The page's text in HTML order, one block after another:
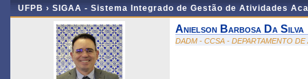
UFPB › SIGAA - Sistema Integrado de Gestão de Atividades
Anielson Barbosa Da Silva
DADM - CCSA - DEPARTAMENTO